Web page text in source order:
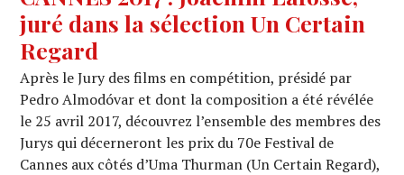
juré dans la sélection Un Certain
Regard
Après le Jury des films en compétition, présidé par
Pedro Almodóvar et dont la composition a été révélée
le 25 avril 2017, découvrez l’ensemble des membres des
Jurys qui décerneront les prix du 70e Festival de
Cannes aux côtés d’Uma Thurman (Un Certain Regard),